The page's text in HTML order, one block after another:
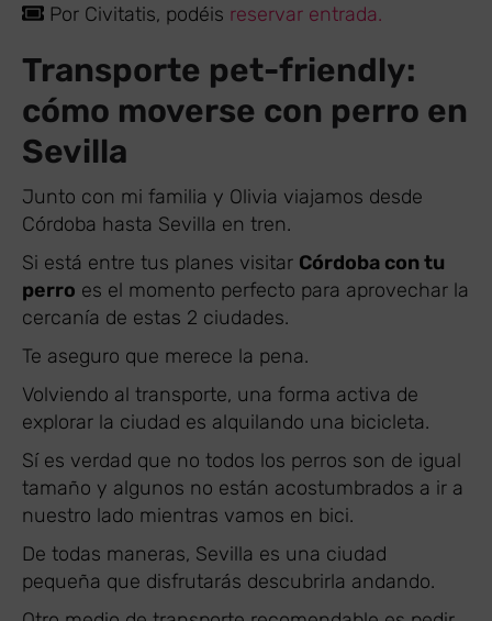
Por Civitatis, podéis reservar entrada.
Transporte pet-friendly:
cómo moverse con perro en
Sevilla
Junto con mi familia y Olivia viajamos desde
Córdoba hasta Sevilla en tren.
Si está entre tus planes visitar Córdoba con tu
perro es el momento perfecto para aprovechar la
cercanía de estas 2 ciudades.
Te aseguro que merece la pena.
Volviendo al transporte, una forma activa de
explorar la ciudad es alquilando una bicicleta.
Sí es verdad que no todos los perros son de igual
tamaño y algunos no están acostumbrados a ir a
nuestro lado mientras vamos en bici.
De todas maneras, Sevilla es una ciudad
pequeña que disfrutarás descubrirla andando.